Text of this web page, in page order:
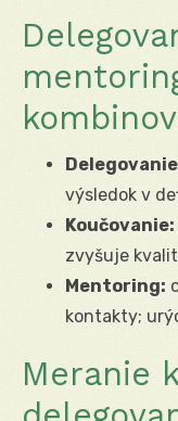
výsledok v
Koučovanie:
zvyšuje
Mentoring:
kontakty;
Meranie